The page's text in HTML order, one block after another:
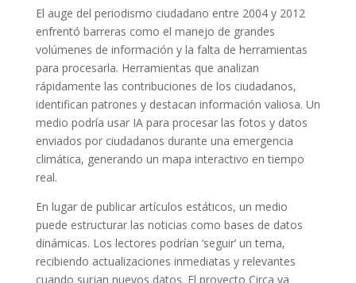
El auge del periodismo ciudadano entre 2004 y 2012
enfrentó barreras como el manejo de grandes
volúmenes de información y la falta de herramientas
para procesarla. Herramientas que analizan
rápidamente las contribuciones de los ciudadanos,
identifican patrones y destacan información valiosa. Un
medio podría usar IA para procesar las fotos y datos
enviados por ciudadanos durante una emergencia
climática, generando un mapa interactivo en tiempo
real.
En lugar de publicar artículos estáticos, un medio
puede estructurar las noticias como bases de datos
dinámicas. Los lectores podrían ‘seguir’ un tema,
recibiendo actualizaciones inmediatas y relevantes
cuando surjan nuevos datos. El proyecto Circa ya